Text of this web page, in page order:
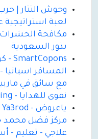
وحوش التتار |
لعبة استراتيجية
مكافحة الحشرات
بذور السعودية
SmartCopons - كوبونات خصم وعروض التسوق
المسافر
مع سائق في
نقوى للهدايا - Nigwa Gifting
ياعروض - Ya3rod
مركز فضل محمد
علاجي - تعليم -